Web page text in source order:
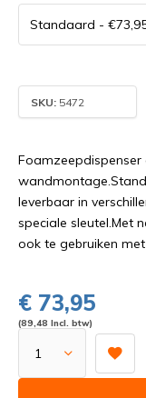
SKU: 5472
leverbaar in
speciale sleutel.Met
ook te gebruiken
€ 73,95
(89,48 Incl. btw)